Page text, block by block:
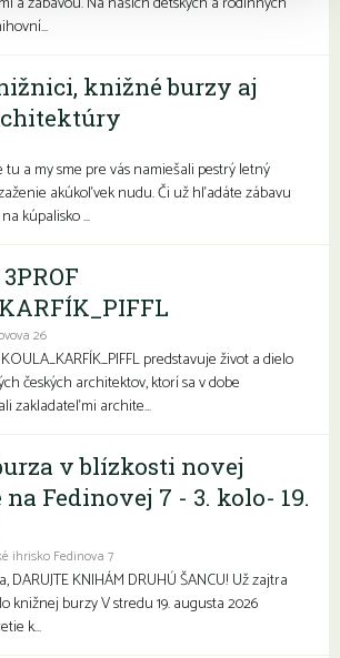
knižné burzy aj
tu a my sme pre vás namiešali pestrý letný
akúkoľvek nudu. Či už hľadáte zábavu
kúpalisko ...
26
predstavuje život a dielo
českých architektov, ktorí sa v dobe
zakladateľmi archite...
v blízkosti novej
Fedinovej 7 - 3. kolo- 19.
ihrisko Fedinova 7
DARUJTE KNIHÁM DRUHÚ ŠANCU! Už zajtra
knižnej burzy V stredu 19. augusta 2026
k...